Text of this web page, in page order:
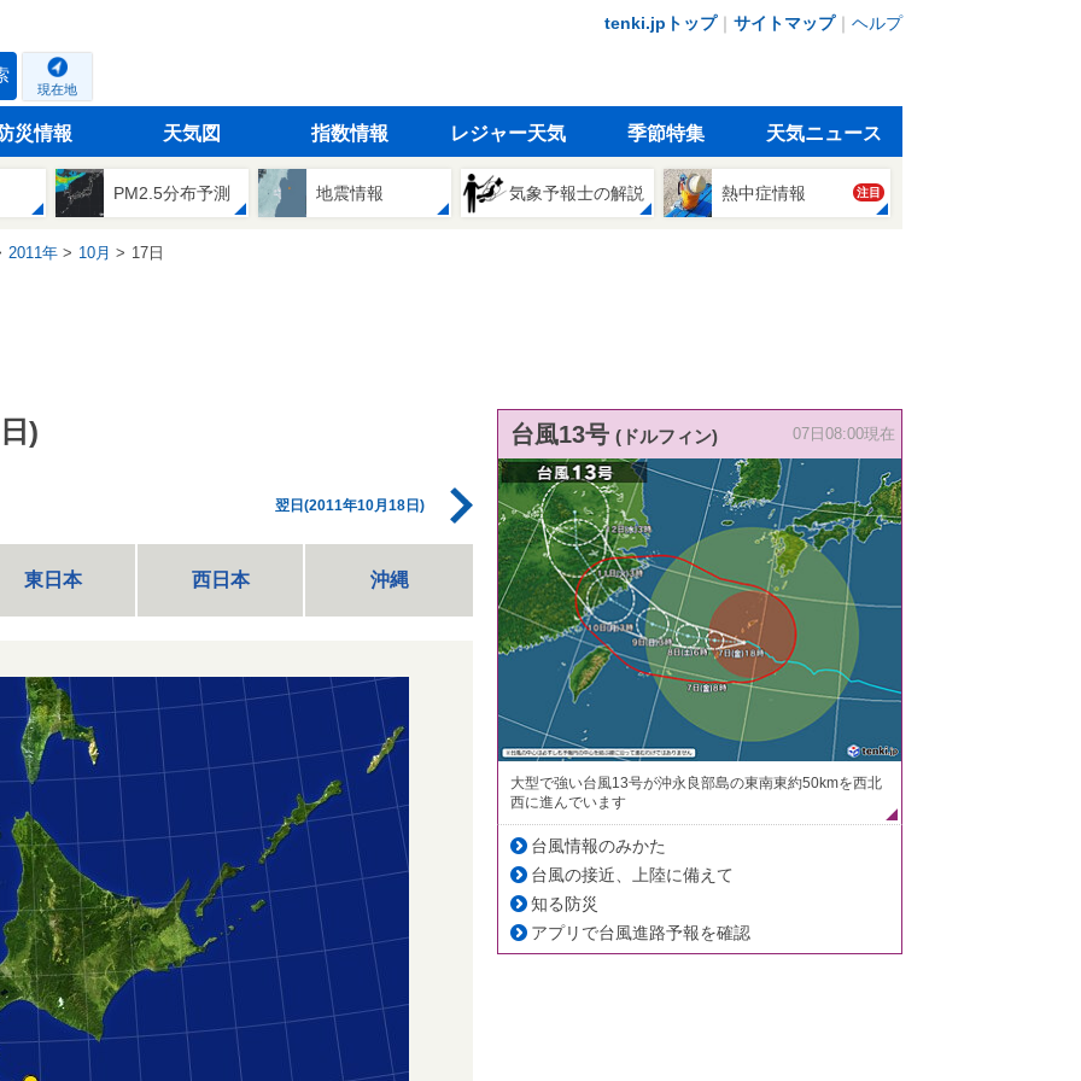
tenki.jpトップ｜ サイトマップ｜ ヘルプ
現在地
災情報 天気図 指数情報 レジャー天気 季節特集 天気ニュース
PM2.5分布予測 地震情報 気象予報士の解説 熱中症情報 注目
2011年 10月 17日
)
翌日(2011年10月18日)
東日本 西日本 沖縄
台風13号 (ドルフィン) 07日08:00現在
大型で強い台風13号が沖永良部島の東南東約50kmを西北
西に進んでいます
台風情報のみかた
台風の接近、上陸に備えて
知る防災
アプリで台風進路予報を確認